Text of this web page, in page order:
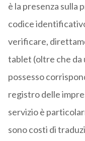
è la presenza sulla
codice
verificare,
tablet (oltre che da
possesso
registro delle
servizio è
sono costi di